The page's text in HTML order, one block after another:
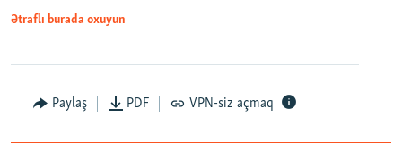
Ətraflı burada oxuyun
Paylaş PDF VPN-siz açmaq